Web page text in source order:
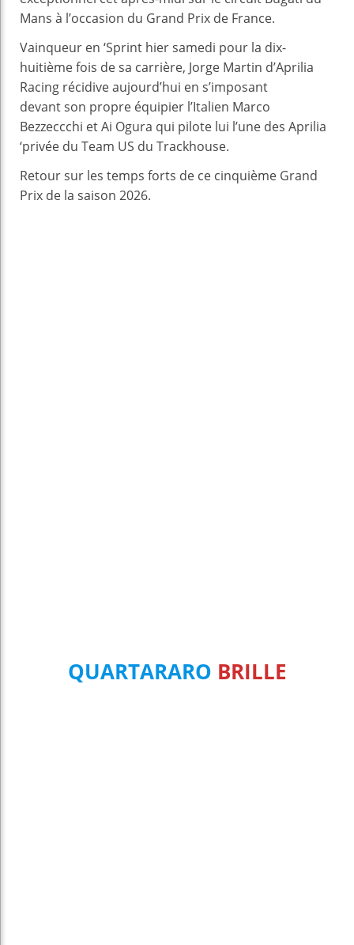
Mans à l’occasion du Grand Prix de France.
Vainqueur en ‘Sprint hier samedi pour la dix-
huitième fois de sa carrière, Jorge Martin d’Aprilia
Racing récidive aujourd’hui en s’imposant
devant son propre équipier l’Italien Marco
Bezzeccchi et Ai Ogura qui pilote lui l’une des Aprilia
‘privée du Team US du Trackhouse.
Retour sur les temps forts de ce cinquième Grand
Prix de la saison 2026.
QUARTARARO BRILLE